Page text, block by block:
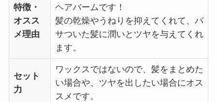
特徴・
オスス
メ理由
ヘアバームです！
髪の乾燥やうねりを抑えてくれて、パ
サついた髪に潤いとツヤを与えてくれ
ます。
セット
力
ワックスではないので、髪をまとめた
い場合や、ツヤを出したい場合にオス
スメです。